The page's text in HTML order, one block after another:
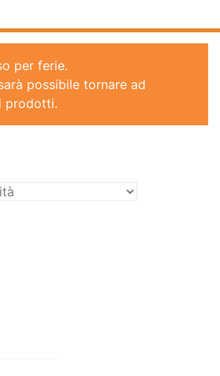
per ferie.
possibile tornare ad
prodotti.